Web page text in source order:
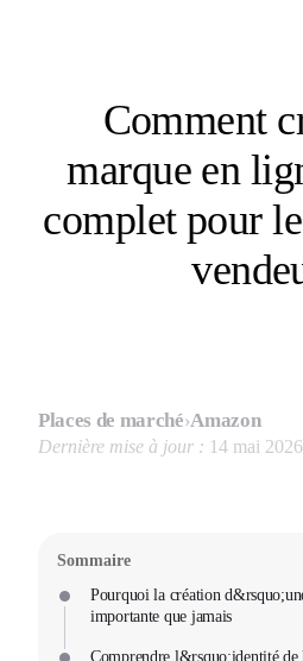
Comment
marque en
complet pour
Places de marché›Amazon
Dernière mise à jour : 14 mai
Sommaire
Pourquoi la création
importante que jamais
Comprendre l&rsquo;identité de